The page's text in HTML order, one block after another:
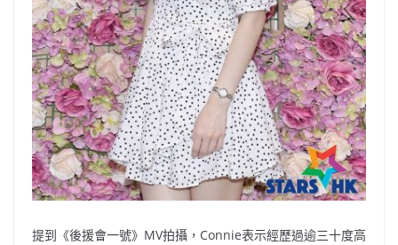
提到《後援會一號》MV拍攝，Connie表示經歷過逾三十度高